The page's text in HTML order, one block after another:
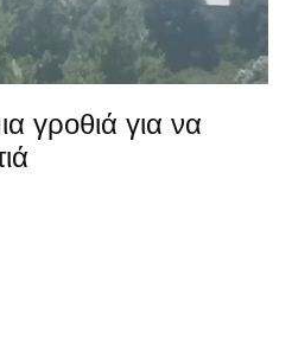
γροθιά για να